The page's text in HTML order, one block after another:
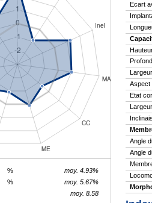
%
moy. 4.93%
%
moy. 5.67%
moy. 8.58
Ecart
Aspect
Etat
Angle
Angle